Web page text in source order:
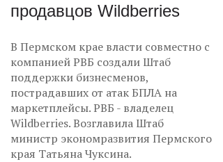
продавцов Wildberries
В Пермском крае власти совместно с
компанией РВБ создали Штаб
поддержки бизнесменов,
пострадавших от атак БПЛА на
маркетплейсы. РВБ - владелец
Wildberries. Возглавила Штаб
министр экономразвития Пермского
края Татьяна Чуксина.